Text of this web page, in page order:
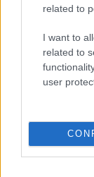
related to
I want to
related to
user